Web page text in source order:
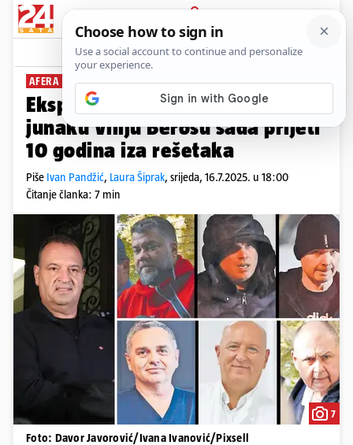
PRIJAVA
News Komentari
AFERA MIKROSKOPI
Ekspresna optužnica: Nekoć
junaku Viliju Berošu sada prijeti
10 godina iza rešetaka
Piše Ivan Pandžić, Laura Šiprak, srijeda, 16.7.2025. u 18:00
Čitanje članka: 7 min
7
Foto: Davor Javorović/Ivana Ivanović/Pixsell